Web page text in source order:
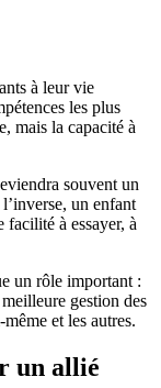
à leur vie
les plus
mais la capacité à
souvent un
un enfant
à essayer, à
un rôle important :
gestion des
et les autres.
un allié